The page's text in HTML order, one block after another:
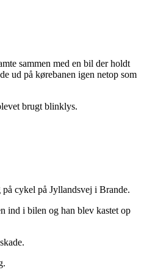
sammen med en bil der holdt
ud på kørebanen igen netop som
brugt blinklys.
cykel på Jyllandsvej i Brande.
ind i bilen og han blev kastet op